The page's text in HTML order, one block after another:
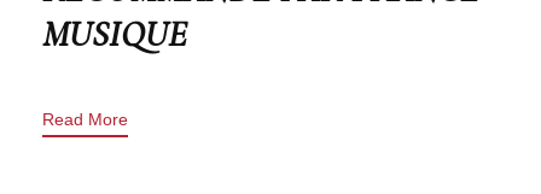
MUSIQUE
Read More